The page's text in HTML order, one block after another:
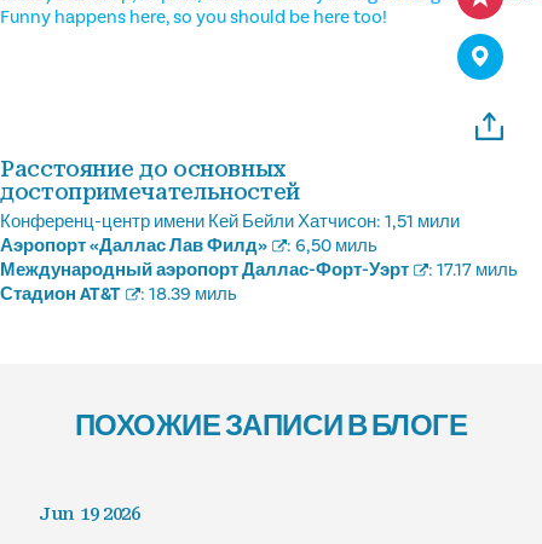
Funny happens here, so you should be here too!
Расстояние до основных
достопримечательностей
Конференц-центр имени Кей Бейли Хатчисон: 1,51 мили
Аэропорт «Даллас Лав Филд»
: 6,50 миль
Международный аэропорт Даллас-Форт-Уэрт
: 17.17 миль
Стадион AT&T
: 18.39 миль
ПОХОЖИЕ ЗАПИСИ В БЛОГЕ
Jun 19 2026